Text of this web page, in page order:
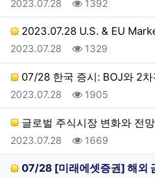
2023.07.28 1392
2023.07.28 U.S. & EU
등록일
2023.07.28 조회
1329
07/28 한국 증시: BOJ와 2
등록일
2023.07.28 조회
1905
글로벌 주식시장 변화와 전
등록일
2023.07.28 조회
1669
07/28 [미래에셋증권] 해외